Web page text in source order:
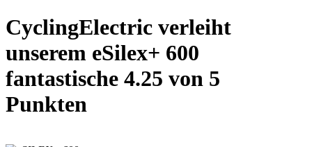
CyclingElectric verleiht
unserem eSilex+ 600
fantastische 4.25 von 5
Punkten